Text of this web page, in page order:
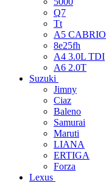
Q7
Tt
A5 CABRIO
8e25fh
A4 3.0L TDI
A6 2.0T
Suzuki
Jimny
Ciaz
Baleno
Samurai
Maruti
LIANA
ERTIGA
Forza
Lexus